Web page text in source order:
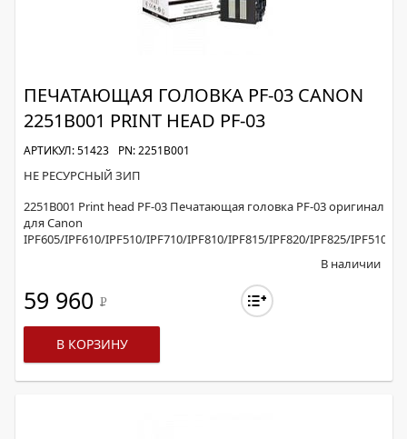
ПЕЧАТАЮЩАЯ ГОЛОВКА PF-03 CANON
2251B001 PRINT HEAD PF-03
АРТИКУЛ: 51423 PN: 2251B001
НЕ РЕСУРСНЫЙ ЗИП
2251B001 Print head PF-03 Печатающая головка PF-03 оригинал
для Canon
IPF605/IPF610/IPF510/IPF710/IPF810/IPF815/IPF820/IPF825/IPF5100/
В наличии
59 960 Р
В КОРЗИНУ